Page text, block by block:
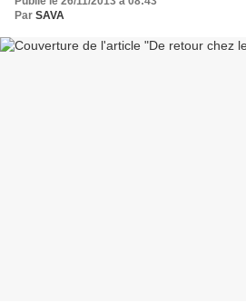
Par SAVA